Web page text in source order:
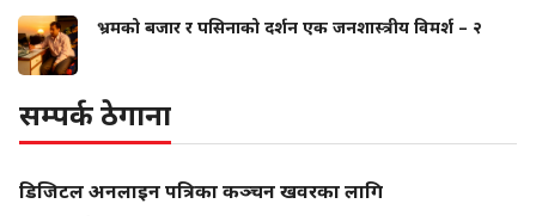
भ्रमको बजार र पसिनाको दर्शन एक जनशास्त्रीय विमर्श – २
सम्पर्क ठेगाना
डिजिटल अनलाइन पत्रिका कञ्चन खवरका लागि